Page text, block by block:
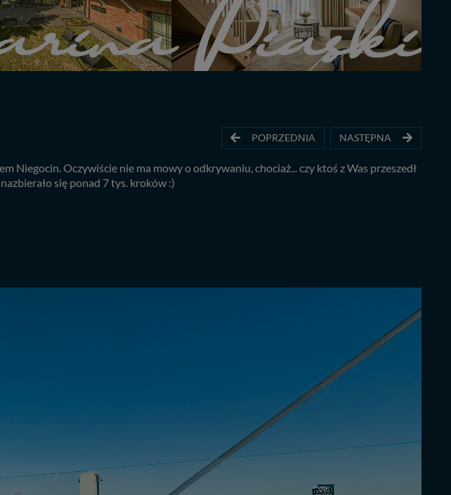
POPRZEDNIA NASTĘPNA
Oczywiście nie ma mowy o odkrywaniu, chociaż... czy ktoś z Was przeszedł
się ponad 7 tys. kroków :)